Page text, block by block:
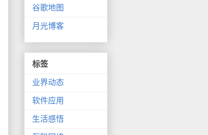
谷歌地图
月光博客
标签
业界动态
软件应用
生活感悟